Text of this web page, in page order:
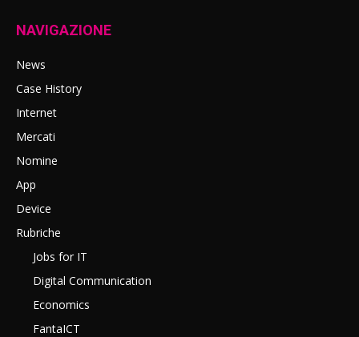
NAVIGAZIONE
News
Case History
Internet
Mercati
Nomine
App
Device
Rubriche
Jobs for IT
Digital Communication
Economics
FantaICT